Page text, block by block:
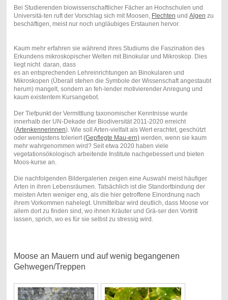
Bei Studierenden biowissenschaftlicher Fächer an Hochschulen und
Universitä-ten ruft der Vorschlag sich mit Moosen, Flechten und Algen zu
beschäftigen, meist nur noch ungläubiges Erstaunen hervor.
Kaum mehr erfahren sie während ihres Studiums die Faszination des
Erkundens mikroskopischer Welten mit Binokular und Mikroskop. Dies
liegt nicht daran, dass
es an entsprechenden Lehreinrichtungen an Binokularen und
Mikroskopen (Überall stehen die Symbole der Wissenschaft angestaubt
herum) mangelt, sondern an feh-lender motivierender Anregung und
kaum existentem Kursangebot.
Der Tiefpunkt der Vermittlung taxonomischer Kenntnisse wurde
innerhalb der UN-Dekade der Biodiversität 2011-2020 erreicht
(Artenkennerinnen). Wie soll Arten-vielfalt als Wert erachtet, geschützt
oder wenigstens toleriert (Gepflegte Mau-ern)werden, wenn sie kaum
mehr wahrgenommen wird? Seit etwa 2020 haben viele
vegetationsökologisch arbeitende Institute nachgebessert und bieten
Moos-kurse an.
Die nachfolgenden Bildergalerien zeigen eine Auswahl meist häufiger
Arten in ihren Lebensräumen. Tatsächlich ist die Standortbindung der
meisten Arten weniger eng, als die hier getroffene Einordnung nach
ihrem Vorkommen nahelegt. Unmittelbar wird deutlich, dass Moose vor
allem dort zu finden sind, wo ihnen Kräuter und Grä-ser den Vortritt
lassen, sprich, wo es für sie selbst zu stressig wird.
Moose an Mauern und auf wenig begangenen
Gehwegen/Treppen